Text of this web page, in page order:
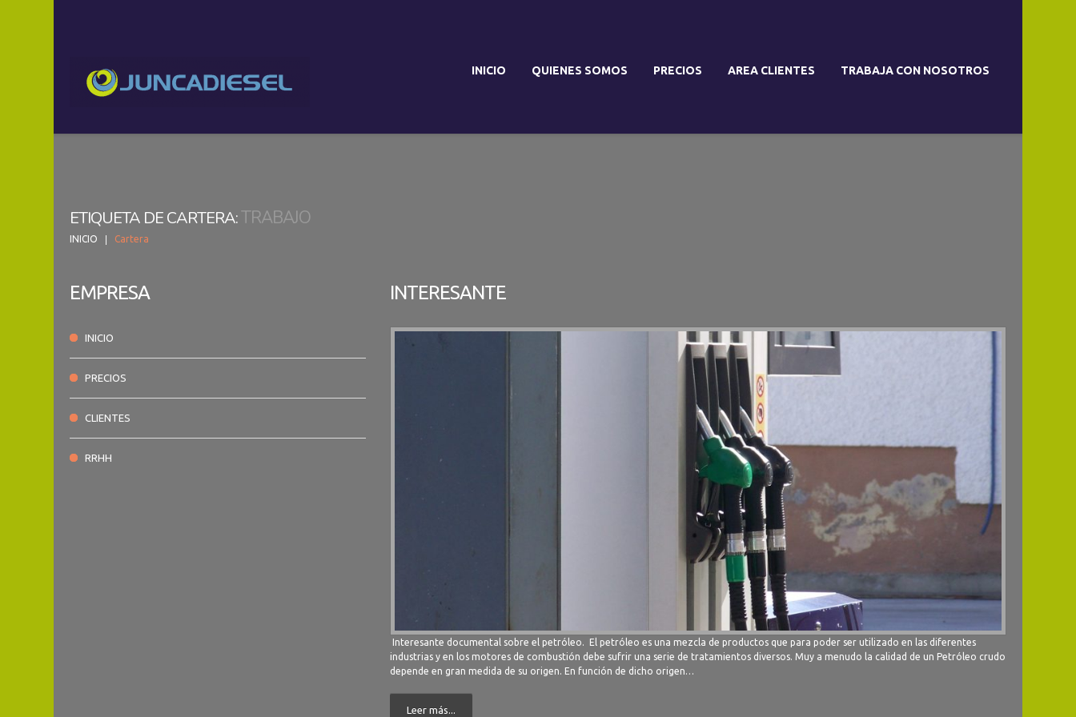
INICIO QUIENES SOMOS PRECIOS AREA CLIENTES TRABAJA CON NOSOTROS
ETIQUETA DE CARTERA:TRABAJO
INICIO Cartera
INTERESANTE
Interesante documental sobre el petróleo. El petróleo es una mezcla de productos que para poder ser utilizado en las diferentes
industrias y en los motores de combustión debe sufrir una serie de tratamientos diversos. Muy a menudo la calidad de un Petróleo crudo
depende en gran medida de su origen. En función de dicho origen…
Leer más...
EMPRESA
INICIO
PRECIOS
CLIENTES
RRHH